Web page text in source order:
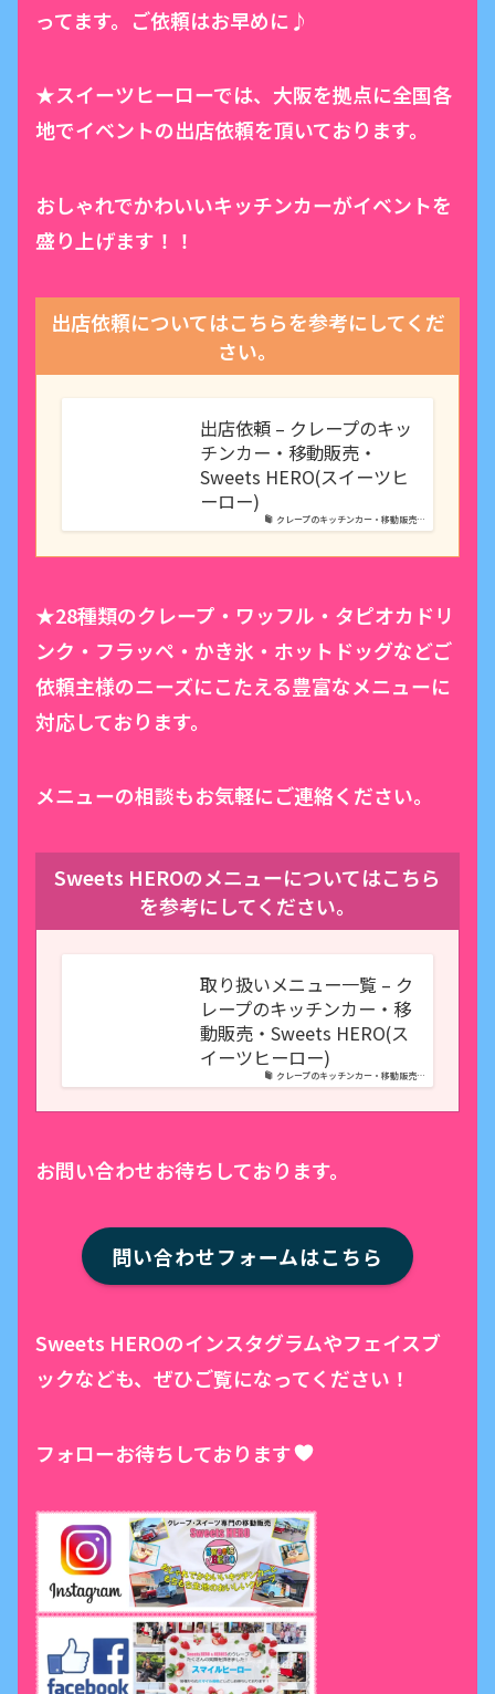
ってます。ご依頼はお早めに♪
★スイーツヒーローでは、大阪を拠点に全国各
地でイベントの出店依頼を頂いております。
おしゃれでかわいいキッチンカーがイベントを
盛り上げます！！
出店依頼についてはこちらを参考にしてくだ
さい。
クレープのキッチンカー・移動販売…
出店依頼 – クレープのキッ
チンカー・移動販売・
Sweets HERO(スイーツヒ
ーロー)
★28種類のクレープ・ワッフル・タピオカドリ
ンク・フラッペ・かき氷・ホットドッグなどご
依頼主様のニーズにこたえる豊富なメニューに
対応しております。
メニューの相談もお気軽にご連絡ください。
Sweets HEROのメニューについてはこちら
を参考にしてください。
クレープのキッチンカー・移動販売…
取り扱いメニュー一覧 – ク
レープのキッチンカー・移
動販売・Sweets HERO(ス
イーツヒーロー)
お問い合わせお待ちしております。
問い合わせフォームはこちら
Sweets HEROのインスタグラムやフェイスブ
ックなども、ぜひご覧になってください！
フォローお待ちしております